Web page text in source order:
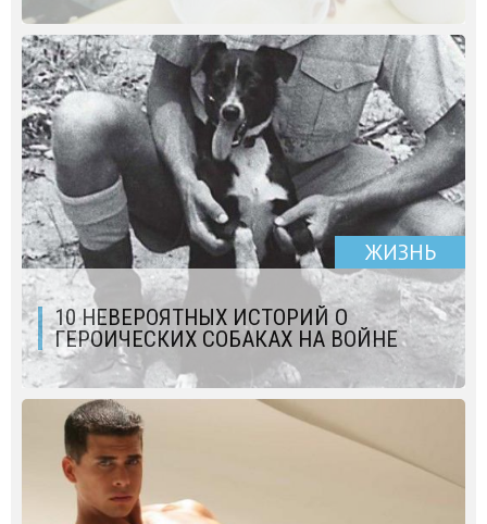
ЖИЗНЬ
10 НЕВЕРОЯТНЫХ ИСТОРИЙ О
ГЕРОИЧЕСКИХ СОБАКАХ НА ВОЙНЕ